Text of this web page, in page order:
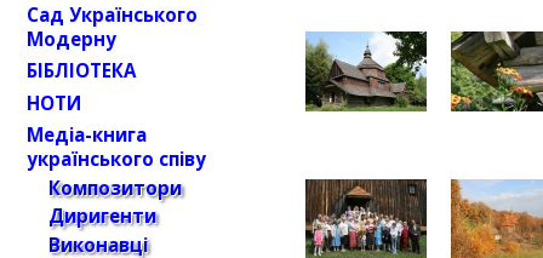
Сад Українського
Модерну
БІБЛІОТЕКА
НОТИ
Медіа-книга
українського співу
Композитори
Диригенти
Виконавці